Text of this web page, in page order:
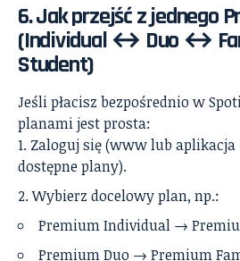
6. Jak przejść z jednego
(Individual ↔ Duo ↔
Student)
Jeśli płacisz bezpośrednio w
planami jest prosta:
Zaloguj się (www lub
dostępne plany).
Wybierz docelowy plan, np.:
Premium Individual →
Premium Duo → Premium